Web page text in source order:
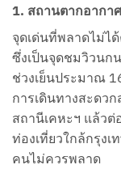
1. สถานตากอากา
จุดเด่นที่พลาดไม่ไ
ซึ่งเป็นจุดชมวิวนก
ช่วงเย็นประมาณ
การเดินทางสะดว
สถานีเคหะฯ แล้วต่
ท่องเที่ยวใกล้กรุง
คนไม่ควรพลาด